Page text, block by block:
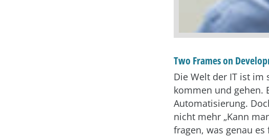
Two Frames on
Die Welt der IT ist im
kommen und gehen.
Automatisierung.
nicht mehr „Kann
fragen, was genau